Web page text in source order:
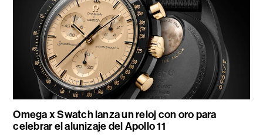
Omega x Swatch lanza un reloj con oro para
celebrar el alunizaje del Apollo 11